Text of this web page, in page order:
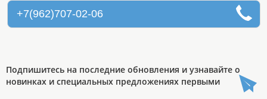
+7(962)707-02-06
Подпишитесь на последние обновления и узнавайте о
новинках и специальных предложениях первыми